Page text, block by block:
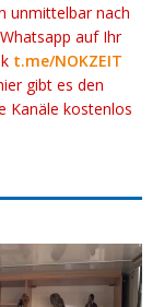
unmittelbar nach
auf Ihr
t.me/NOKZEIT
gibt es den
Kanäle kostenlos